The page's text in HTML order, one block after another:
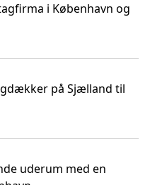
i København og
på Sjælland til
uderum med en